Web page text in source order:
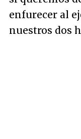
enfurecer al
nuestros dos